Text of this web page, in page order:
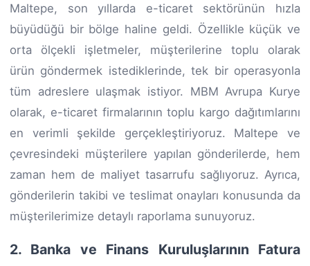
Maltepe, son yıllarda e-ticaret sektörünün hızla
büyüdüğü bir bölge haline geldi. Özellikle küçük ve
orta ölçekli işletmeler, müşterilerine toplu olarak
ürün göndermek istediklerinde, tek bir operasyonla
tüm adreslere ulaşmak istiyor. MBM Avrupa Kurye
olarak, e-ticaret firmalarının toplu kargo dağıtımlarını
en verimli şekilde gerçekleştiriyoruz. Maltepe ve
çevresindeki müşterilere yapılan gönderilerde, hem
zaman hem de maliyet tasarrufu sağlıyoruz. Ayrıca,
gönderilerin takibi ve teslimat onayları konusunda da
müşterilerimize detaylı raporlama sunuyoruz.
2. Banka ve Finans Kuruluşlarının Fatura